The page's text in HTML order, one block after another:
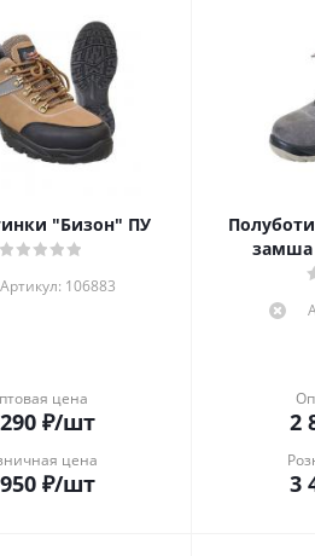
"Бизон" ПУ
Артикул: 106883
цена
₽/шт
цена
₽/шт
замша
2
3